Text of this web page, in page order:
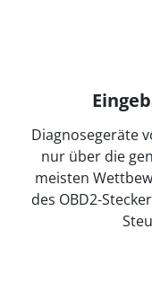
Diagnosegeräte
nur über die
meisten
des OBD2-